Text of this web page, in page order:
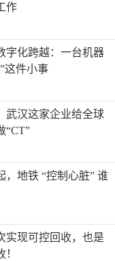
作
字化跨越：一台机器
这件小事
武汉这家企业给全球
“CT”
，地铁 “控制心脏” 谁
实现可控回收，也是